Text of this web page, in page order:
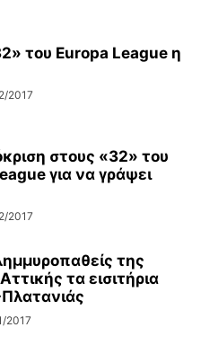
του Europa League η
2017
στους «32» του
για να γράψει
2017
της
τα εισιτήρια
2017